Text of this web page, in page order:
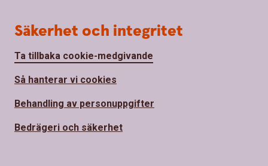
Säkerhet och integritet
Ta tillbaka cookie-medgivande
Så hanterar vi cookies
Behandling av personuppgifter
Bedrägeri och säkerhet